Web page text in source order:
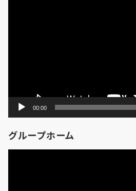
00:00
グループホーム